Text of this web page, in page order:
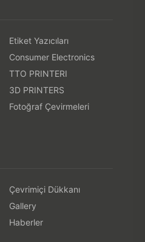
Etiket Yazıcıları
Consumer Electronics
TTO PRINTERI
3D PRINTERS
Fotoğraf Çevirmeleri
Çevrimiçi Dükkanı
Gallery
Haberler